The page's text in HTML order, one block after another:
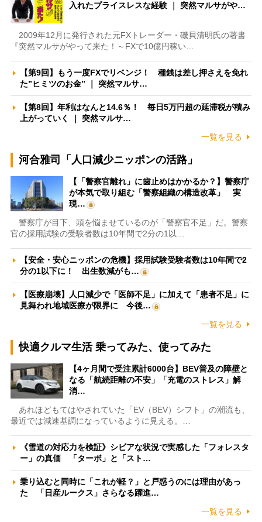
入れたプライスレスな経験 ｜ 突然マルサがや…
2009年12月に発行された元FXトレーダー・磯貝清明氏の著書
『突然マルサがやって来た！～FXで10億円稼い…
【第9回】もう一度FXでリベンジ！ 種銭は差し押さえを免れ
た”ヒミツのお金” ｜ 突然マルサ…
【第8回】年利はなんと14.6％！ 毎日5万円超の延滞税が積み
上がっていく ｜ 突然マルサ…
一覧を見る
河合雅司「人口減少ニッポンの活路」
【「警察官離れ」に歯止めはかかるか？】警察庁
が本気で取り組む「警察組織の構造改革」 実
現…
警察庁が目下、頭を悩ませているのが「警察官不足」だ。警察
官の採用試験の受験者数は10年間で2分の1以…
【安全・安心ニッポンの危機】採用試験受験者数は10年間で2
分の1以下に！ 出生数減がも…
【医療崩壊】人口減少で「医師不足」に加えて「患者不足」に
見舞われ地域医療が限界に 今後…
一覧を見る
快適クルマ生活 乗ってみた、使ってみた
【4ヶ月間で受注累計6000台】BEV普及の障壁と
なる「航続距離の不安」「充電のストレス」解
消…
あれほどもてはやされていた「EV（BEV）シフト」の潮流も、
最近では減速基調になっているように見える。…
《雪道の対応力を検証》シビアな状況で実感した「フォレスタ
ー」の真価 「ターボ」と「スト…
乗り込むと同時に「これが軽？」と戸惑うのには理由があっ
た 「日産ルークス」さらなる躍進…
一覧を見る